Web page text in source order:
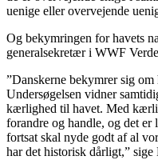
uenige eller overvejende
Og bekymringen for havets
generalsekretær i WWF
”Danskerne bekymrer sig
Undersøgelsen vidner
kærlighed til havet. Med
forandre og handle, og det
fortsat skal nyde godt af al
har det historisk dårligt,”